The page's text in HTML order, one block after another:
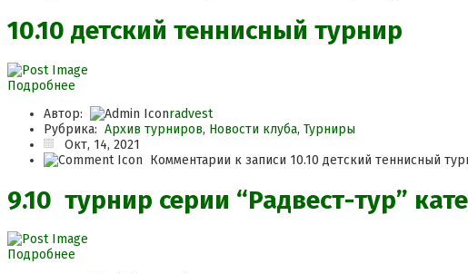
10.10 детский теннисный турнир
Подробнее
Автор:
radvest
Рубрика: Архив турниров, Новости клуба, Турниры
Окт, 14, 2021
Комментарии к записи 10.10 детский теннисный
9.10 турнир серии “Радвест-тур”
Подробнее